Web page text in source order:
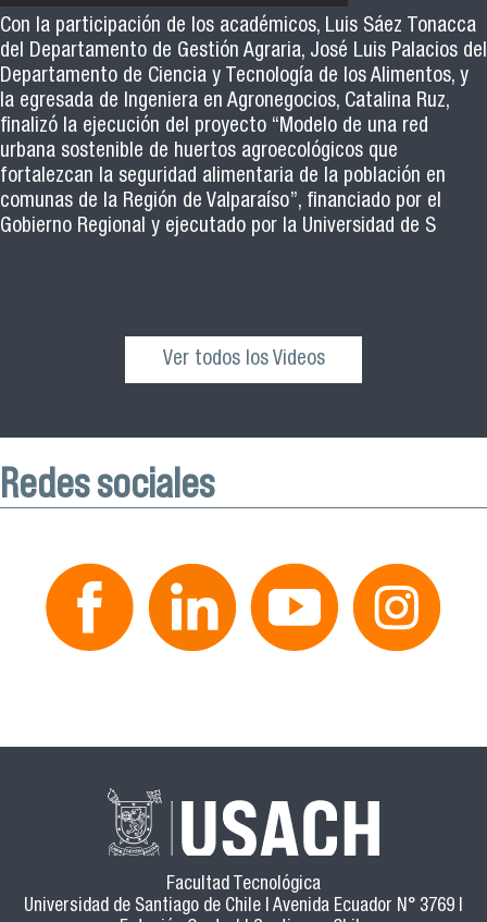
Con la participación de los académicos, Luis Sáez Tonacca
del Departamento de Gestión Agraria, José Luis Palacios del
Departamento de Ciencia y Tecnología de los Alimentos, y
la egresada de Ingeniera en Agronegocios, Catalina Ruz,
finalizó la ejecución del proyecto “Modelo de una red
urbana sostenible de huertos agroecológicos que
fortalezcan la seguridad alimentaria de la población en
comunas de la Región de Valparaíso”, financiado por el
Gobierno Regional y ejecutado por la Universidad de S
Ver todos los Videos
Redes sociales
Facultad Tecnológica
Universidad de Santiago de Chile | Avenida Ecuador N° 3769 |